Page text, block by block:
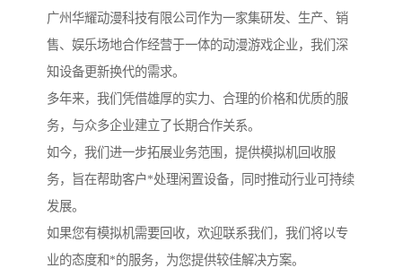
广州华耀动漫科技有限公司作为一家集研发、生产、销
售、娱乐场地合作经营于一体的动漫游戏企业，我们深
知设备更新换代的需求。
多年来，我们凭借雄厚的实力、合理的价格和优质的服
务，与众多企业建立了长期合作关系。
如今，我们进一步拓展业务范围，提供模拟机回收服
务，旨在帮助客户*处理闲置设备，同时推动行业可持续
发展。
如果您有模拟机需要回收，欢迎联系我们，我们将以专
业的态度和*的服务，为您提供较佳解决方案。